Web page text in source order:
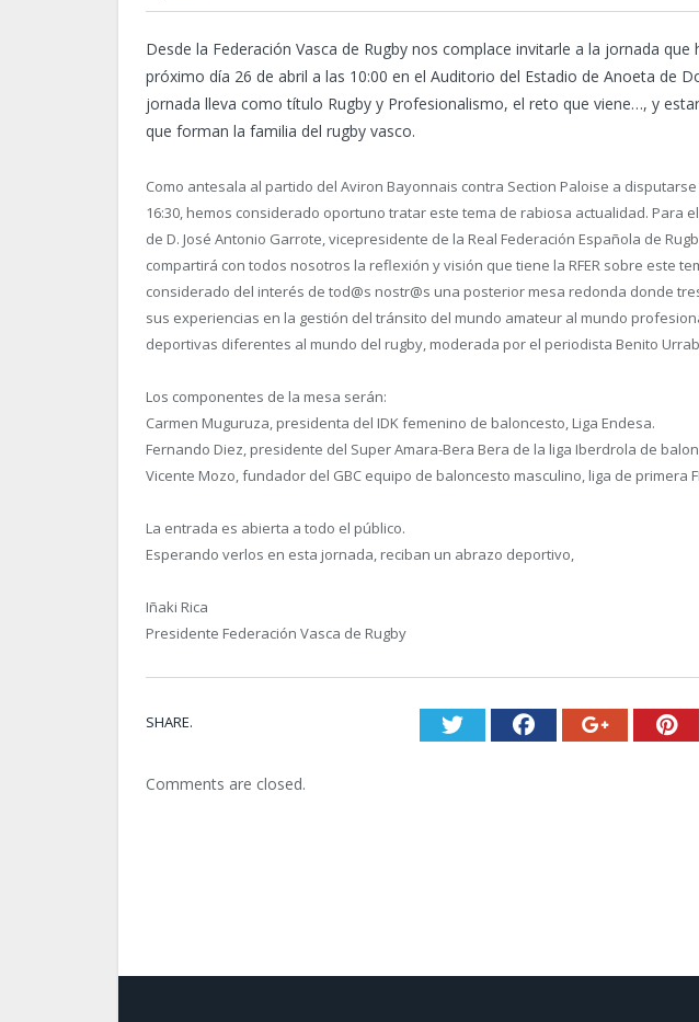
Desde la Federación Vasca de Rugby nos complace invitarle a la jornada
próximo día 26 de abril a las 10:00 en el Auditorio del Estadio de Anoeta de
jornada lleva como título Rugby y Profesionalismo, el reto que viene…, y
que forman la familia del rugby vasco.
Como antesala al partido del Aviron Bayonnais contra Section Paloise a
16:30, hemos considerado oportuno tratar este tema de rabiosa actualidad. Para
de D. José Antonio Garrote, vicepresidente de la Real Federación Española de
compartirá con todos nosotros la reflexión y visión que tiene la RFER sobre este
considerado del interés de tod@s nostr@s una posterior mesa redonda donde
sus experiencias en la gestión del tránsito del mundo amateur al mundo
deportivas diferentes al mundo del rugby, moderada por el periodista Benito
Los componentes de la mesa serán:
Carmen Muguruza, presidenta del IDK femenino de baloncesto, Liga Endesa.
Fernando Diez, presidente del Super Amara-Bera Bera de la liga Iberdrola de
Vicente Mozo, fundador del GBC equipo de baloncesto masculino, liga de primera
La entrada es abierta a todo el público.
Esperando verlos en esta jornada, reciban un abrazo deportivo,
Iñaki Rica
Presidente Federación Vasca de Rugby
SHARE. TwitterFacebook
Comments are closed.